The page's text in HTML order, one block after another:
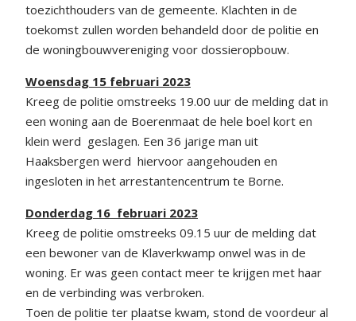
toezichthouders van de gemeente. Klachten in de
toekomst zullen worden behandeld door de politie en
de woningbouwvereniging voor dossieropbouw.
Woensdag 15 februari 2023
Kreeg de politie omstreeks 19.00 uur de melding dat in
een woning aan de Boerenmaat de hele boel kort en
klein werd geslagen. Een 36 jarige man uit
Haaksbergen werd hiervoor aangehouden en
ingesloten in het arrestantencentrum te Borne.
Donderdag 16 februari 2023
Kreeg de politie omstreeks 09.15 uur de melding dat
een bewoner van de Klaverkwamp onwel was in de
woning. Er was geen contact meer te krijgen met haar
en de verbinding was verbroken.
Toen de politie ter plaatse kwam, stond de voordeur al